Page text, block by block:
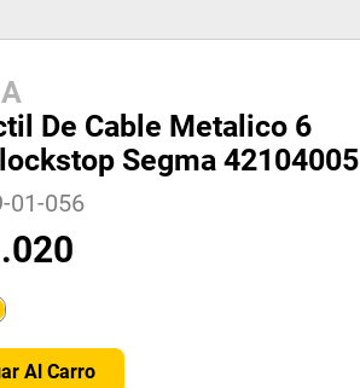
De Cable Metalico 6
Segma 42104005
01-056
.020
Al Carro